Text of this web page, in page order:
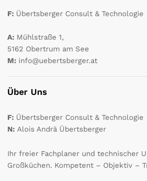
F: Übertsberger Consult & Technologie
A: Mühlstraße 1,
5162 Obertrum am See
M: info@uebertsberger.at
Über Uns
F: Übertsberger Consult & Technologie
N: Alois Andrä Übertsberger
Ihr freier Fachplaner und technischer
Großküchen. Kompetent – Objektiv –